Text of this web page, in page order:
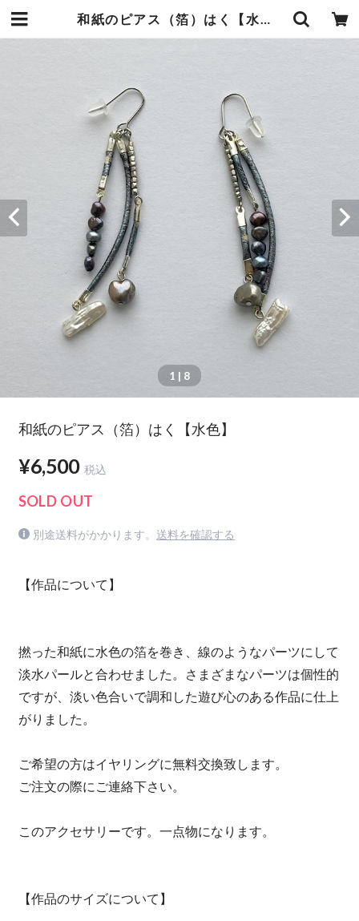
和紙のピアス（箔）はく【水色】 | 暮らしの中の和紙のかたち
1 | 8
和紙のピアス（箔）はく【水色】
¥6,500 税込
SOLD OUT
別途送料がかかります。 送料を確認する
【作品について】
撚った和紙に水色の箔を巻き、線のようなパーツにして
淡水パールと合わせました。さまざまなパーツは個性的
ですが、淡い色合いで調和した遊び心のある作品に仕上
がりました。
ご希望の方はイヤリングに無料交換致します。
ご注文の際にご連絡下さい。
このアクセサリーです。一点物になります。
【作品のサイズについて】